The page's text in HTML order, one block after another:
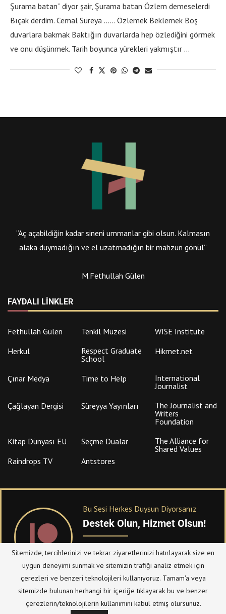
Şurama batan” diyor şair, Şurama batan Özlem demeselerdi
Bıçak derdim. Cemal Süreya …… Özlemek Beklemek Boş
duvarlara bakmak Baktığın duvarlarda hep özlediğini görmek
ve onu düşünmek. Tarih boyunca yürekleri yakmıştır …
“Aç açabildiğin kadar sineni ummanlar gibi olsun. Kalmasın
alaka duymadığın ve el uzatmadığın bir mahzun gönül”
M.Fethullah Gülen
FAYDALI LINKLER
Fethullah Gülen Tenkil Müzesi
WISE Institute
Herkul
Respect Graduate
School
Hikmet.net
Çınar Medya Time to Help
International
Journalist
Çağlayan Dergisi
Süreyya Yayınları
The Journalist and
Writers
Foundation
Kitap Dünyası EU
Seçme Dualar
The Alliance for
Shared Values
Raindrops TV
Antstores
Bu Sesi Herkes Duysun Diyorsanız
Destek Olun, Hizmet Olsun!
PATREONüzerinden sitemize bağışta
bulanabilirsiniz.
Bize Ulaşın Taziye Defteri
Sitemizde, tercihlerinizi ve tekrar ziyaretlerinizi hatırlayarak size en
uygun deneyimi sunmak ve sitemizin trafiği analiz etmek için
çerezleri ve benzeri teknolojileri kullanıyoruz. Tamam'a veya
sitemizde bulunan herhangi bir içeriğe tıklayarak bu ve benzer
çerezlerin/teknolojilerin kullanımını kabul etmiş olursunuz.